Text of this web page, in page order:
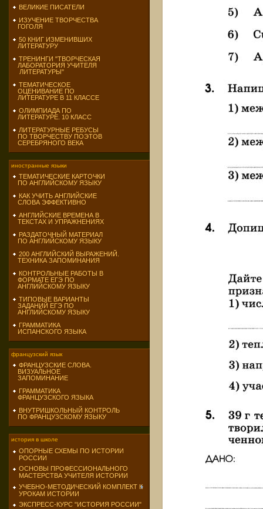
ВЕЛИКИЕ ПИСАТЕЛИ
ИЗУЧЕНИЕ ТВОРЧЕСТВА
ГОГОЛЯ
50 КНИГ ИЗМЕНИВШИХ
ЛИТЕРАТУРУ
ТРЕНИНГИ "ТВОРЧЕСКАЯ
ЛАБОРАТОРИЯ УЧИТЕЛЯ
ЛИТЕРАТУРЫ"
ТЕМАТИЧЕСКОЕ
ОЦЕНИВАНИЕ ПО
ЛИТЕРАТУРЕ В 11 КЛАССЕ
ОЛИМПИАДА ПО
ЛИТЕРАТУРЕ. 10 КЛАСС
ЛИТЕРАТУРНЫЕ РЕБУСЫ
ПО ТВОРЧЕСТВУ ПОЭТОВ
СЕРЕБРЯНОГО ВЕКА
иностранные языки
ТЕМАТИЧЕСКИЕ КАРТОЧКИ
ПО АНГЛИЙСКОМУ ЯЗЫКУ
КАК УЧИТЬ АНГЛИЙСКИЕ
СЛОВА ЭФФЕКТИВНО
АНГЛИЙСКИЕ ВРЕМЕНА В
ТЕКСТАХ И УПРАЖНЕНИЯХ
РАЗДАТОЧНЫЙ МАТЕРИАЛ
ПО АНГЛИЙСКОМУ ЯЗЫКУ
200 АНГЛИЙСКИЙ ВЫРАЖЕНИЙ.
ТЕХНИКА ЗАПОМИНАНИЯ
КОНТРОЛЬНЫЕ РАБОТЫ В
ФОРМАТЕ ЕГЭ ПО
АНГЛИЙСКОМУ ЯЗЫКУ
ТИПОВЫЕ ВАРИАНТЫ
ЗАДАНИЙ ЕГЭ ПО
АНГЛИЙСКОМУ ЯЗЫКУ
ГРАММАТИКА
ИСПАНСКОГО ЯЗЫКА
французский язык
ФРАНЦУЗСКИЕ СЛОВА.
ВИЗУАЛЬНОЕ
ЗАПОМИНАНИЕ
ГРАММАТИКА
ФРАНЦУЗСКОГО ЯЗЫКА
ВНУТРИШКОЛЬНЫЙ КОНТРОЛЬ
ПО ФРАНЦУЗСКОМУ ЯЗЫКУ
история в школе
ОПОРНЫЕ СХЕМЫ ПО ИСТОРИИ
РОССИИ
ОСНОВЫ ПРОФЕССИОНАЛЬНОГО
МАСТЕРСТВА УЧИТЕЛЯ ИСТОРИИ
УЧЕБНО-МЕТОДИЧЕСКИЙ КОМПЛЕКТ К
УРОКАМ ИСТОРИИ
ЭКСПРЕСС-КУРС "ИСТОРИЯ РОССИИ"